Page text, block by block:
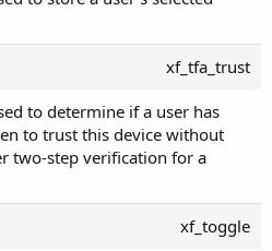
xf_tfa_trust
to determine if a user has
to trust this device without
two-step verification for a
xf_toggle